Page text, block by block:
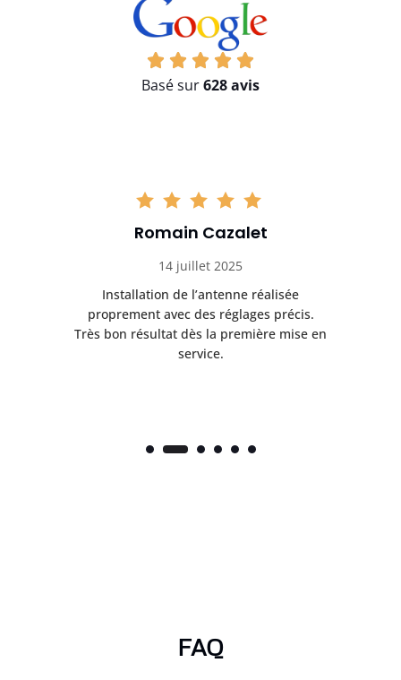
Basé sur628 avis
Romain Cazalet
14 juillet 2025
Installation de l’antenne réalisée
proprement avec des réglages précis.
Très bon résultat dès la première mise en
service.
FAQ